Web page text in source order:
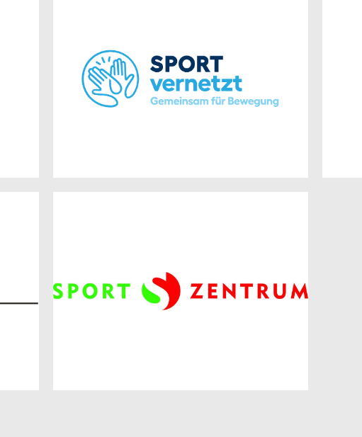
Gemeinsam für Bewegung.
Mit allen Sportarten.
Deutschlandweit.
Stendaler Straße 26
15234 Frankfurt (Oder)